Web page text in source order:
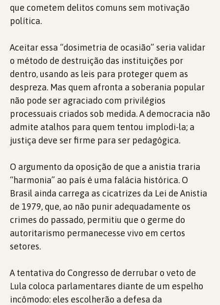
que cometem delitos comuns sem motivação
política.
Aceitar essa “dosimetria de ocasião” seria validar
o método de destruição das instituições por
dentro, usando as leis para proteger quem as
despreza. Mas quem afronta a soberania popular
não pode ser agraciado com privilégios
processuais criados sob medida. A democracia não
admite atalhos para quem tentou implodi-la; a
justiça deve ser firme para ser pedagógica.
O argumento da oposição de que a anistia traria
“harmonia” ao país é uma falácia histórica. O
Brasil ainda carrega as cicatrizes da Lei de Anistia
de 1979, que, ao não punir adequadamente os
crimes do passado, permitiu que o germe do
autoritarismo permanecesse vivo em certos
setores.
A tentativa do Congresso de derrubar o veto de
Lula coloca parlamentares diante de um espelho
incômodo: eles escolherão a defesa da